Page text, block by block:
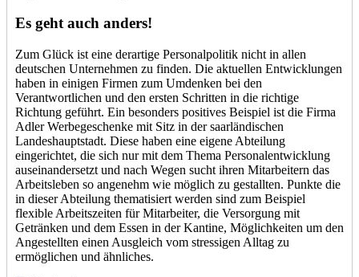
Es geht auch anders!
Zum Glück ist eine derartige Personalpolitik nicht in allen
deutschen Unternehmen zu finden. Die aktuellen Entwicklungen
haben in einigen Firmen zum Umdenken bei den
Verantwortlichen und den ersten Schritten in die richtige
Richtung geführt. Ein besonders positives Beispiel ist die Firma
Adler Werbegeschenke mit Sitz in der saarländischen
Landeshauptstadt. Diese haben eine eigene Abteilung
eingerichtet, die sich nur mit dem Thema Personalentwicklung
auseinandersetzt und nach Wegen sucht ihren Mitarbeitern das
Arbeitsleben so angenehm wie möglich zu gestallten. Punkte die
in dieser Abteilung thematisiert werden sind zum Beispiel
flexible Arbeitszeiten für Mitarbeiter, die Versorgung mit
Getränken und dem Essen in der Kantine, Möglichkeiten um den
Angestellten einen Ausgleich vom stressigen Alltag zu
ermöglichen und ähnliches.